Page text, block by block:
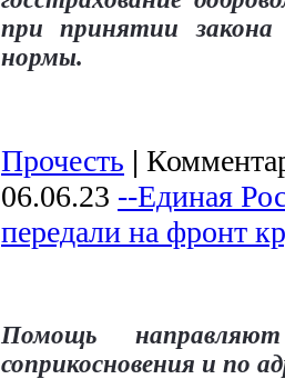
при принятии закона
нормы.
Прочесть |
06.06.23 --Единая
передали на фронт
Помощь
соприкосновения и по